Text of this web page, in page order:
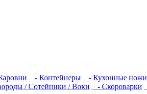
- Контейнеры - Кухонные ножи
/ Сотейники / Воки - Скороварки